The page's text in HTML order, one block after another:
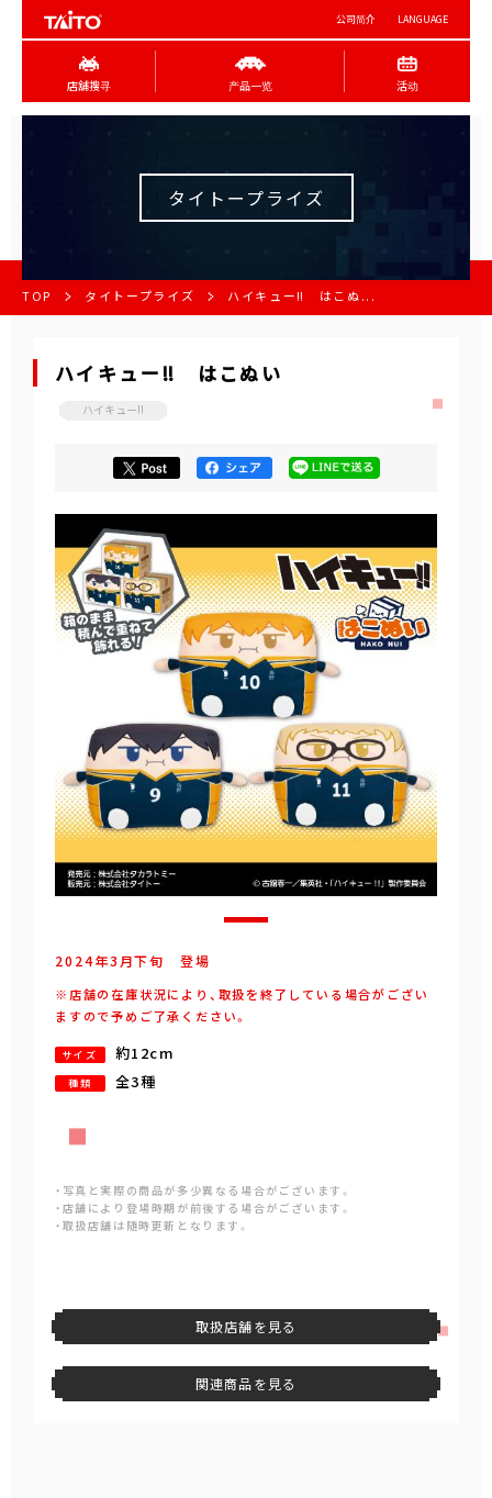
公司简介 LANGUAGE
店舖搜寻 产品一览 活动
タイトープライズ
TOP タイトープライズ ハイキュー‼ はこぬ...
ハイキュー‼ はこぬい
ハイキュー!!
2024年3 月下旬 登場
※店舗の在庫状況により、取扱を終了している場合がござい
ますので予めご了承ください。
サイズ 約12cm
種類 全3種
・写真と実際の商品が多少異なる場合がございます。
・店舗により登場時期が前後する場合がございます。
・取扱店舗は随時更新となります。
取扱店舗を見る
関連商品を見る